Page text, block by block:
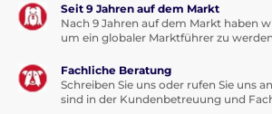
Seit 9 Jahren auf dem Markt
Nach 9 Jahren auf dem Markt haben
um ein globaler Marktführer zu
Fachliche Beratung
Schreiben Sie uns oder rufen Sie uns
sind in der Kundenbetreuung und